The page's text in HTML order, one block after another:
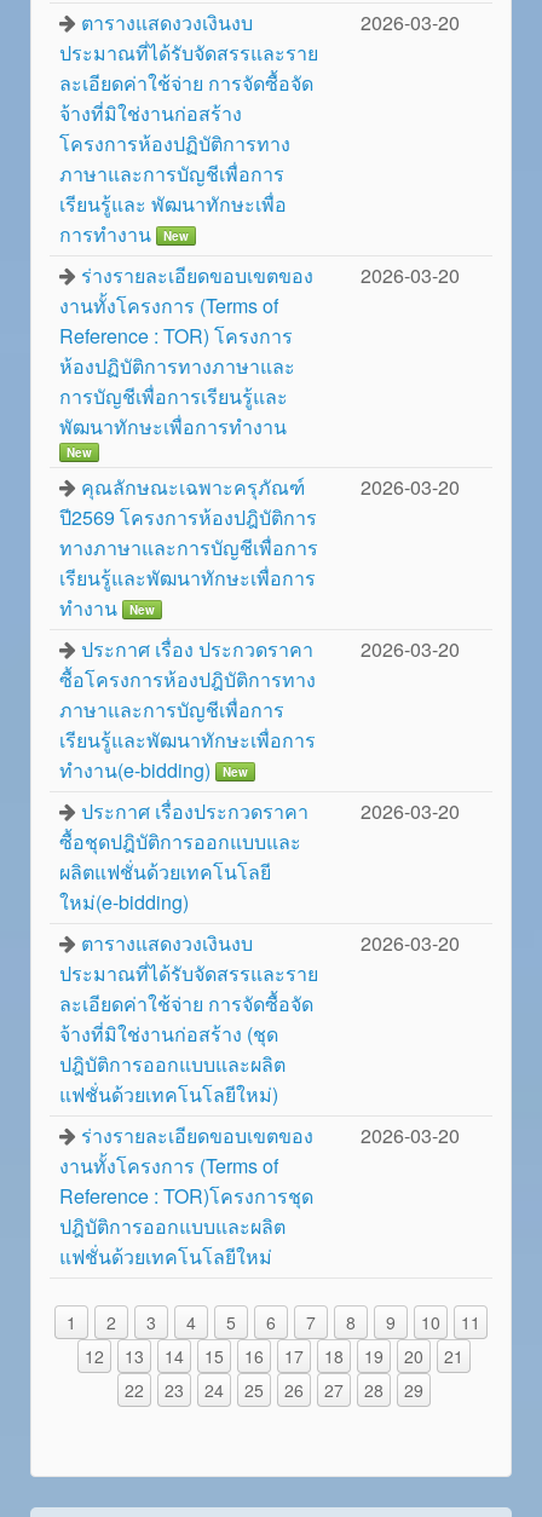
ตารางแสดงวงเงินงบ
ประมาณที่ได้รับจัดสรรและราย
ละเอียดค่าใช้จ่าย การจัดซื้อจัด
จ้างที่มิใช่งานก่อสร้าง
โครงการห้องปฏิบัติการทาง
ภาษาและการบัญชีเพื่อการ
เรียนรู้และ พัฒนาทักษะเพื่อ
การทำงาน
New
2026-03-20
ร่างรายละเอียดขอบเขตของ
งานทั้งโครงการ (Terms of
Reference : TOR) โครงการ
ห้องปฏิบัติการทางภาษาและ
การบัญชีเพื่อการเรียนรู้และ
พัฒนาทักษะเพื่อการทำงาน
New
2026-03-20
คุณลักษณะเฉพาะครุภัณฑ์
ปี2569 โครงการห้องปฎิบัติการ
ทางภาษาและการบัญชีเพื่อการ
เรียนรู้และพัฒนาทักษะเพื่อการ
ทำงาน
New
2026-03-20
ประกาศ เรื่อง ประกวดราคา
ซื้อโครงการห้องปฎิบัติการทาง
ภาษาและการบัญชีเพื่อการ
เรียนรู้และพัฒนาทักษะเพื่อการ
ทำงาน(e-bidding)
New
2026-03-20
ประกาศ เรื่องประกวดราคา
ซื้อชุดปฎิบัติการออกแบบและ
ผลิตแฟชั่นด้วยเทคโนโลยี
ใหม่(e-bidding)
2026-03-20
ตารางแสดงวงเงินงบ
ประมาณที่ได้รับจัดสรรและราย
ละเอียดค่าใช้จ่าย การจัดซื้อจัด
จ้างที่มิใช่งานก่อสร้าง (ชุด
ปฎิบัติการออกแบบและผลิต
แฟชั่นด้วยเทคโนโลยีใหม่)
2026-03-20
ร่างรายละเอียดขอบเขตของ
งานทั้งโครงการ (Terms of
Reference : TOR)โครงการชุด
ปฎิบัติการออกแบบและผลิต
แฟชั่นด้วยเทคโนโลยีใหม่
2026-03-20
1 2 3 4 5 6 7 8 9 10
11
12
13 14 15 16 17 18 19 20
21
22
23 24 25 26 27 28 29